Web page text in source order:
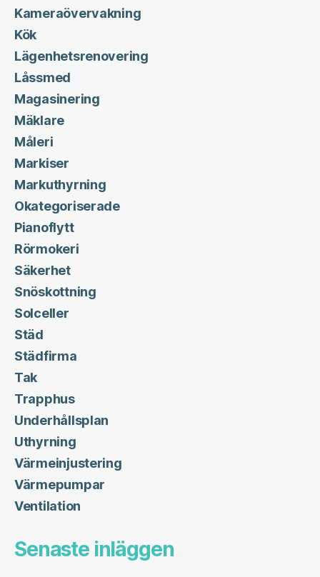
Kameraövervakning
Kök
Lägenhetsrenovering
Låssmed
Magasinering
Mäklare
Måleri
Markiser
Markuthyrning
Okategoriserade
Pianoflytt
Rörmokeri
Säkerhet
Snöskottning
Solceller
Städ
Städfirma
Tak
Trapphus
Underhållsplan
Uthyrning
Värmeinjustering
Värmepumpar
Ventilation
Senaste inläggen